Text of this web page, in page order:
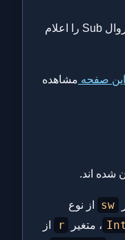
از نوع روال Sub را اعلام
این صفحه مشاهده
شده اند.
sw از نوع
، متغیر r
از